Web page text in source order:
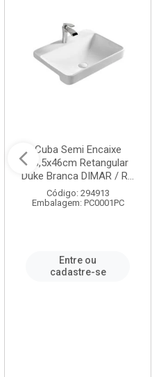
Cuba Semi Encaixe
58,5x46cm Retangular
Duke Branca DIMAR / R...
Código: 294913
Embalagem: PC0001PC
Entre ou
cadastre-se